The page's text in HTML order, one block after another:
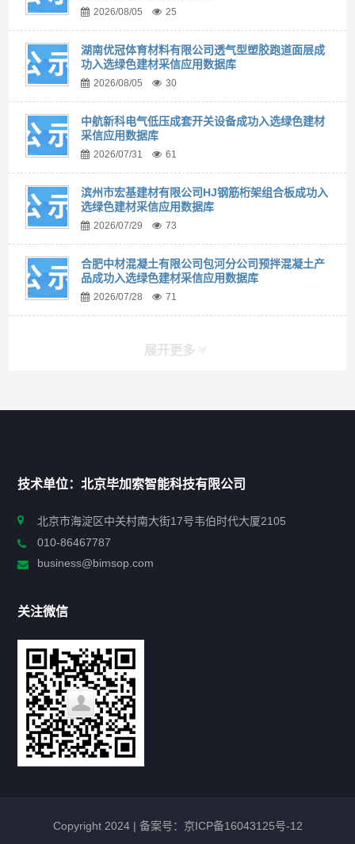
2026/08/05 25
湖南优冠体育材料有限公司透气型塑胶跑道面层成
功入选绿色建材采信应用数据库
2026/08/05 30
中航新科电气低压成套开关设备成功入选绿色建材
采信应用数据库
2026/07/31 61
滨州市宏基建材有限公司HJ钢筋桁架组合板成功入
选绿色建材采信应用数据库
2026/07/29 73
合肥中材混凝土有限公司包河分公司预拌混凝土产
品成功入选绿色建材采信应用数据库
2026/07/28 71
展开更多
政策法规
新闻资讯
工作动态
会议活动
技术单位：北京毕加索智能科技有限公司
北京市海淀区中关村南大街17号韦伯时代大厦2105
010-86467787
business@bimsop.com
关注微信
Copyright 2024 | 备案号：京ICP备16043125号-12